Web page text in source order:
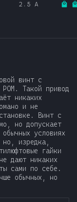
2.5 А
винт с
Такой привод
никаких
и не
Винт с
но допускает
условиях
изредка,
гайки
дают никаких
сами по себе.
обычных, но